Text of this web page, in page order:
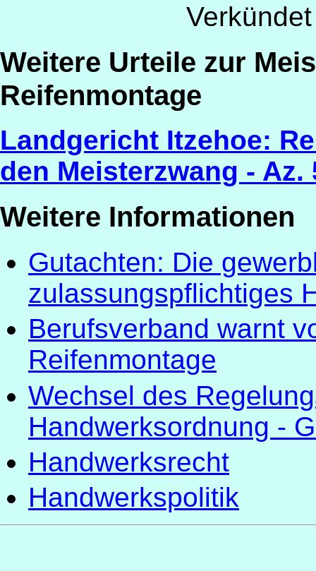
Weitere Urteile zur
Reifenmontage
Landgericht Itzehoe:
den Meisterzwang - Az.
Weitere Informationen
Gutachten: Die
zulassungspflichtiges
Berufsverband warnt
Reifenmontage
Wechsel des
Handwerksordnung -
Handwerksrecht
Handwerkspolitik